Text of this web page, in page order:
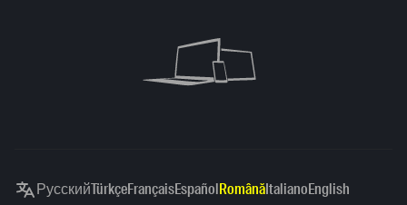
РусскийTürkçeFrançaisEspañolRomânăItalianoEnglish